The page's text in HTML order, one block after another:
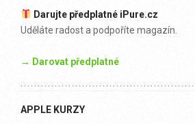
Darujte předplatné iPure.cz
Uděláte radost a podpoříte magazín.
→ Darovat předplatné
APPLE KURZY